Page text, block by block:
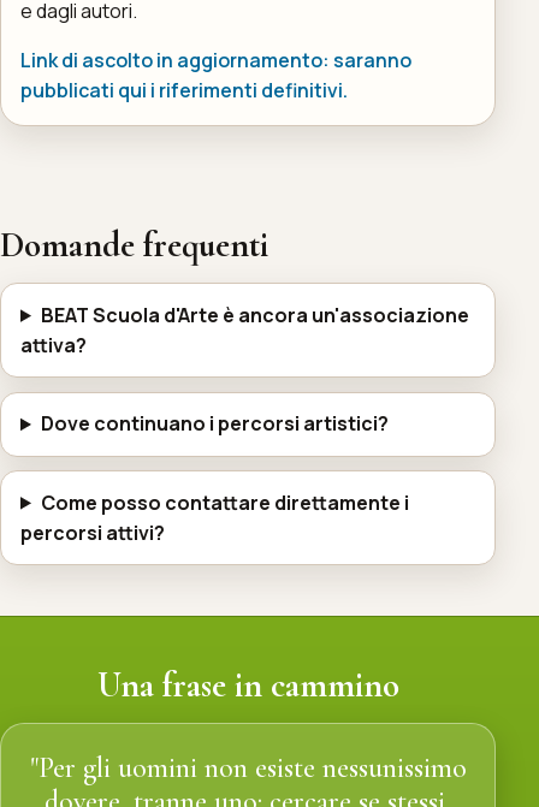
e dagli autori.
Link di ascolto in aggiornamento: saranno
pubblicati qui i riferimenti definitivi.
Domande frequenti
BEAT Scuola d'Arte è ancora un'associazione
attiva?
Dove continuano i percorsi artistici?
Come posso contattare direttamente i
percorsi attivi?
Una frase in cammino
"Per gli uomini non esiste nessunissimo